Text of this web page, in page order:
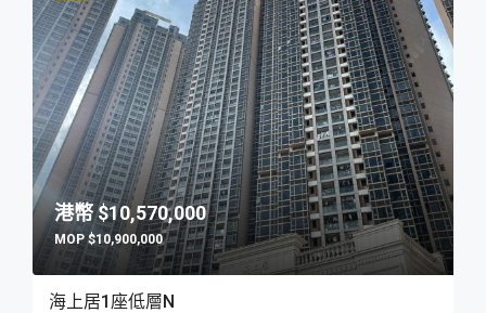
$10,570,000
$10,900,000
海上居1座低層N